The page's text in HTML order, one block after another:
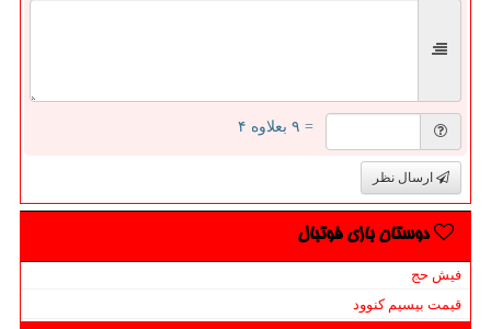
= ۹ بعلاوه ۴
ارسال نظر
دوستان بازی فوتبال
فیش حج
قیمت بیسیم کنوود